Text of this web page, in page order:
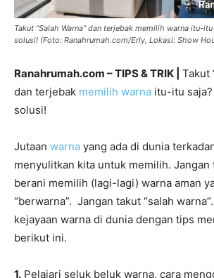
Takut “Salah Warna” dan terjebak memilih warna itu-
solusi! (Foto: Ranahrumah.com/Erly, Lokasi: Show
Ranahrumah.com – TIPS & TRIK | Takut
dan terjebak memilih warna itu-itu
solusi!
Jutaan warna yang ada di dunia
menyulitkan kita untuk memilih. Jangan
berani memilih (lagi-lagi) warna aman
“berwarna”. Jangan takut “salah
kejayaan warna di dunia dengan tips
berikut ini.
1. Pelajari seluk beluk warna, cara